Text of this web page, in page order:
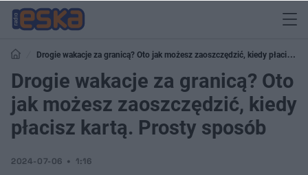
Drogie wakacje za granicą? Oto jak możesz zaoszczędzić, kiedy płacisz
kartą. Prosty sposób
Drogie wakacje za granicą? Oto
jak możesz zaoszczędzić, kiedy
płacisz kartą. Prosty sposób
2024-07-06 1:16